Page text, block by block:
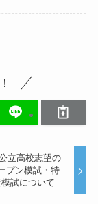
立高校志望の
プン模試・特
試について